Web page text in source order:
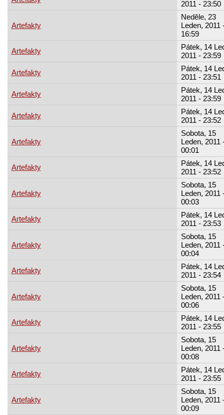
2011 - 23:50
Artefakty
Neděle, 23
Leden, 2011
16:59
Artefakty
Pátek, 14
2011 - 23:59
Artefakty
Pátek, 14
2011 - 23:51
Artefakty
Pátek, 14
2011 - 23:59
Artefakty
Pátek, 14
2011 - 23:52
Artefakty
Sobota, 15
Leden, 2011
00:01
Artefakty
Pátek, 14
2011 - 23:52
Artefakty
Sobota, 15
Leden, 2011
00:03
Artefakty
Pátek, 14
2011 - 23:53
Artefakty
Sobota, 15
Leden, 2011
00:04
Artefakty
Pátek, 14
2011 - 23:54
Artefakty
Sobota, 15
Leden, 2011
00:06
Artefakty
Pátek, 14
2011 - 23:55
Artefakty
Sobota, 15
Leden, 2011
00:08
Artefakty
Pátek, 14
2011 - 23:55
Artefakty
Sobota, 15
Leden, 2011
00:09